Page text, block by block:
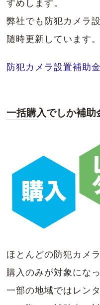
すめします。
弊社でも防犯カメラ
随時更新しています。
防犯カメラ設置補助
一括購入でしか補助
ほとんどの防犯カメ
購入のみが対象にな
一部の地域ではレン